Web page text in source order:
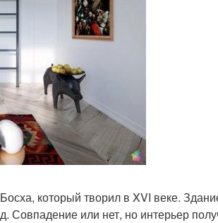
который творил в XVI веке.
Совпадение или нет, но интерьер